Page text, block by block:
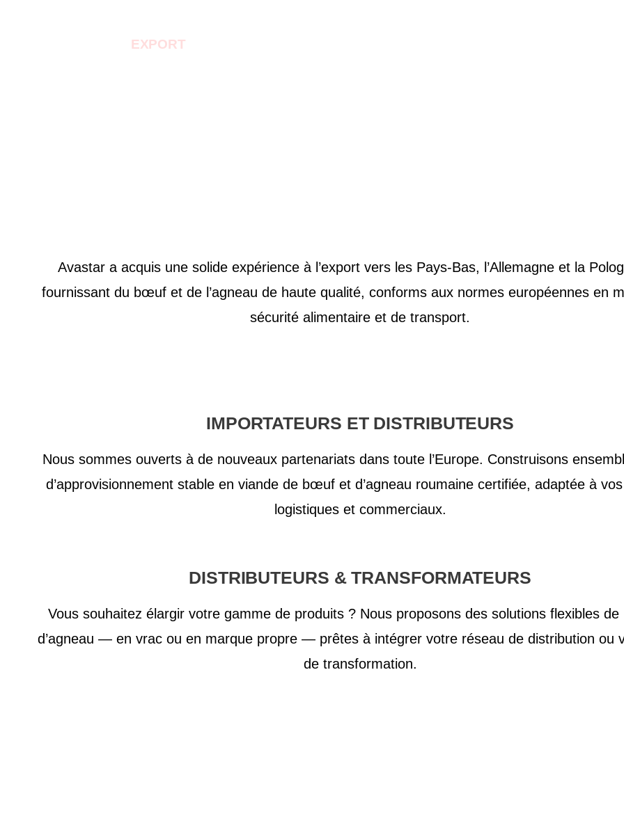
EXPORT
Avastar a acquis une solide expérience à l’export vers les Pays-Bas, l’Allemagne et la
fournissant du bœuf et de l’agneau de haute qualité, conforms aux normes européennes en
sécurité alimentaire et de transport.
IMPORTATEURS ET DISTRIBUTEURS
Nous sommes ouverts à de nouveaux partenariats dans toute l’Europe. Construisons
d’approvisionnement stable en viande de bœuf et d’agneau roumaine certifiée, adaptée à
logistiques et commerciaux.
DISTRIBUTEURS & TRANSFORMATEURS
Vous souhaitez élargir votre gamme de produits ? Nous proposons des solutions flexibles
d’agneau — en vrac ou en marque propre — prêtes à intégrer votre réseau de distribution ou
de transformation.